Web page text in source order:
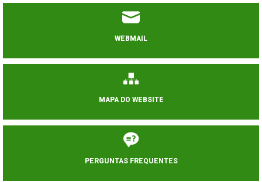
WEBMAIL
MAPA DO WEBSITE
PERGUNTAS FREQUENTES